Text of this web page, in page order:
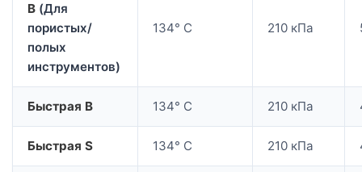
B (Для
пористых/
полых
инструментов)
134° C 210 кПа
Быстрая B 134° C 210 кПа
Быстрая S 134° C 210 кПа